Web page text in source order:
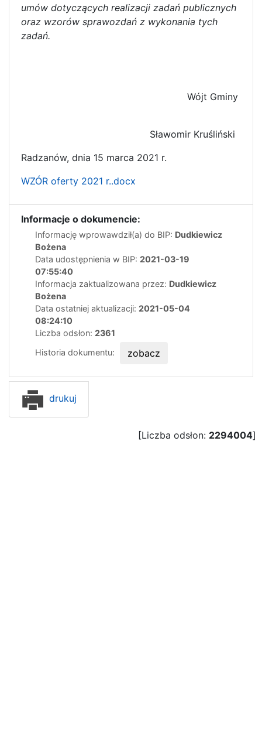
umów dotyczących realizacji zadań publicznych
oraz wzorów sprawozdań z wykonania tych
zadań.
Wójt Gminy
Sławomir Kruśliński
Radzanów, dnia 15 marca 2021 r.
WZÓR oferty 2021 r..docx
Informacje o dokumencie:
Informację wprowawdził(a) do BIP: Dudkiewicz
Bożena
Data udostępnienia w BIP: 2021-03-19
07:55:40
Informacja zaktualizowana przez: Dudkiewicz
Bożena
Data ostatniej aktualizacji: 2021-05-04
08:24:10
Liczba odsłon: 2361
Historia dokumentu:
zobacz
drukuj
[Liczba odsłon: 2294004]